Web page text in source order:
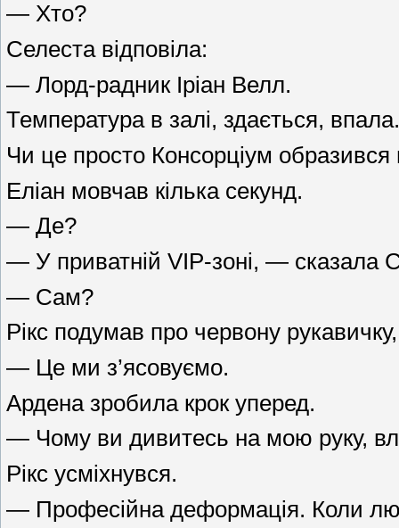
— Хто?
Селеста відповіла:
— Лорд-радник Іріан Велл.
Температура в залі, здається, впала.
Чи це просто Консорціум образився
Еліан мовчав кілька секунд.
— Де?
— У приватній VIP-зоні, — сказала
— Сам?
Рікс подумав про червону
— Це ми з’ясовуємо.
Ардена зробила крок уперед.
— Чому ви дивитесь на мою руку,
Рікс усміхнувся.
— Професійна деформація. Коли